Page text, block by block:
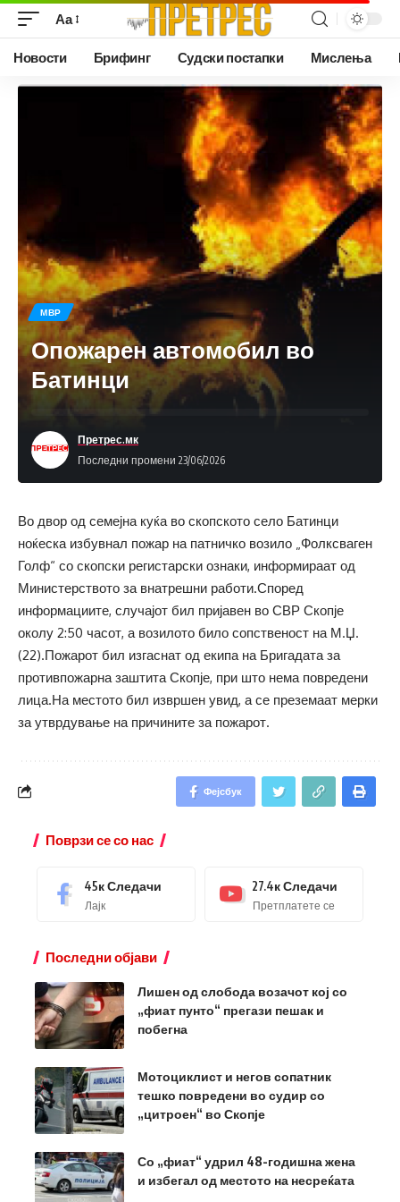
Аа
Новости Брифинг Судски постапки Мислења
МВР
Опожарен автомобил во
Батинци
Последни промени 23/06/2026
Претрес.мк
Во двор од семејна куќа во скопското село Батинци
ноќеска избувнал пожар на патничко возило „Фолксваген
Голф“ со скопски регистарски ознаки, информираат од
Министерството за внатрешни работи.Според
информациите, случајот бил пријавен во СВР Скопје
околу 2:50 часот, а возилото било сопственост на М.Џ.
(22).Пожарот бил изгаснат од екипа на Бригадата за
противпожарна заштита Скопје, при што нема повредени
лица.На местото бил извршен увид, а се преземаат мерки
за утврдување на причините за пожарот.
Фејсбук
Поврзи се со нас
45кСледачи
Лајк
27.4кСледачи
Претплатете се
Последни објави
Лишен од слобода возачот кој со
„фиат пунто“ прегази пешак и
побегна
Мотоциклист и негов сопатник
тешко повредени во судир со
„цитроен“ во Скопје
Со „фиат“ удрил 48-годишна жена
и избегал од местото на несреќата